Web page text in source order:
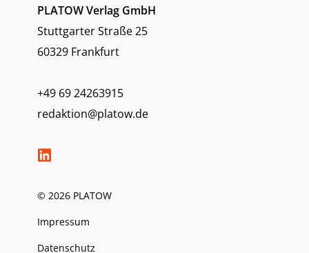
PLATOW Verlag GmbH
Stuttgarter Straße 25
60329 Frankfurt
+49 69 24263915
redaktion@platow.de
© 2026 PLATOW
Impressum
Datenschutz